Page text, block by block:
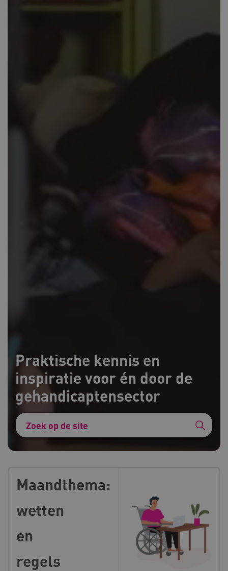
Praktische kennis en
inspiratie voor én door de
gehandicaptensector
Maandthema:
wetten
en
regels